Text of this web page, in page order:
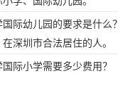
际幼儿园的要求是什么？
深圳市合法居住的人。
际小学需要多少费用？